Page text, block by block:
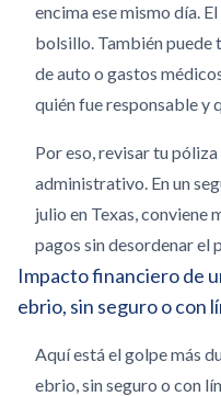
encima ese mismo día.
bolsillo. También puede
de auto o gastos
quién fue responsable y
Por eso, revisar tu
administrativo. En un
julio en Texas, conviene
pagos sin desordenar el
Impacto financiero de
ebrio, sin seguro o con
Aquí está el golpe más
ebrio, sin seguro o con